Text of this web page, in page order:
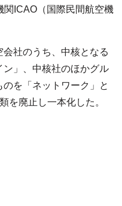
ICAO（国際民間航空機
社のうち、中核となる
」、中核社のほかグル
を「ネットワーク」と
を廃止し一本化した。